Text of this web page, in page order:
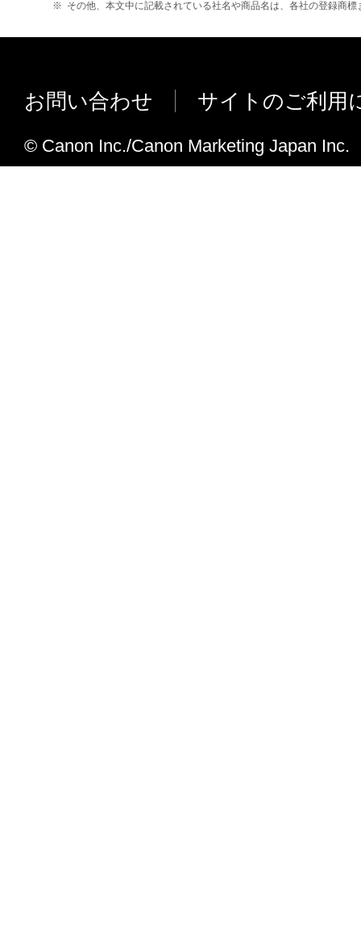
※ その他、本文中に記載されている社名や商品名は、各社の登録商標
お問い合わせ サイトのご利用
© Canon Inc./Canon Marketing Japan Inc.